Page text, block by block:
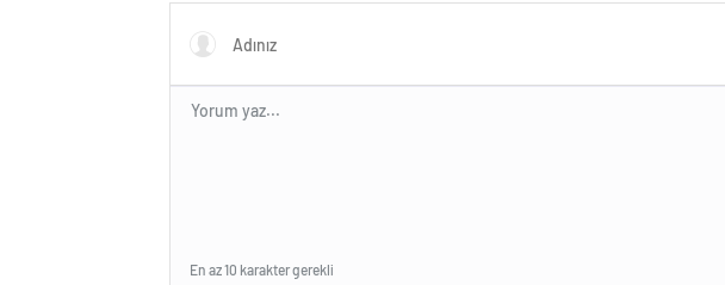
En az 10 karakter gerekli